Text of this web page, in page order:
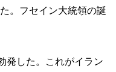
。フセイン大統領の誕
発した。これがイラン